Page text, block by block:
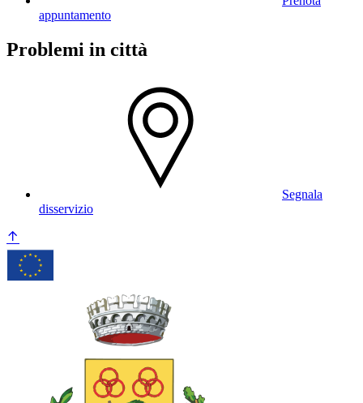
appuntamento
Problemi in città
Segnala
disservizio